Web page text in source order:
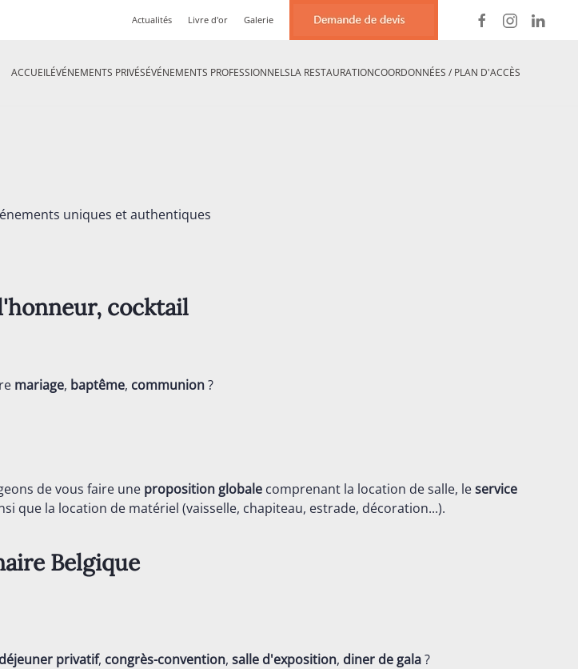
Actualités Livre d'or Galerie
ACCUEILÉVÉNEMENTS PRIVÉSÉVÉNEMENTS PROFESSIONNELSLA RESTAURATIONCOORDONNÉES / PLAN D'ACCÈS
uniques et authentiques
cocktail
mariage, baptême, communion?
de vous faire une proposition globale comprenant la location de salle, leservice
que la location de matériel (vaisselle, chapiteau, estrade, décoration...).
Belgique
déjeuner privatif, congrès-convention, salle d'exposition, diner de gala?